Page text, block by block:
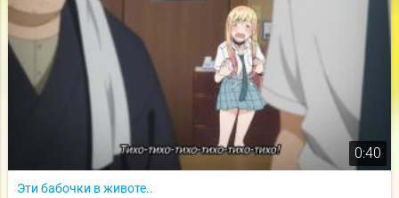
0:40
Эти бабочки в животе..